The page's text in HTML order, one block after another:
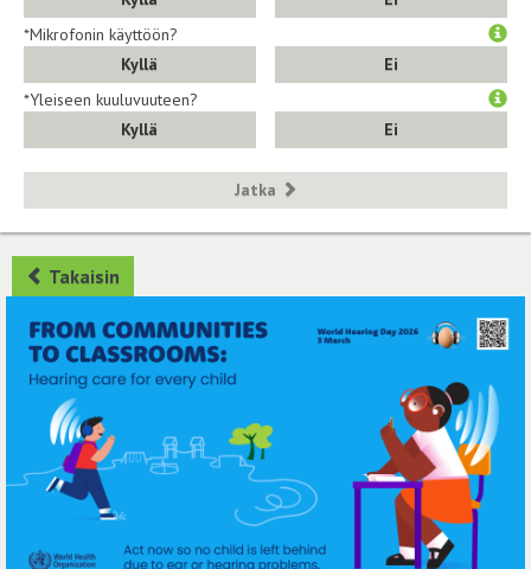
*Mikrofonin käyttöön?
Kyllä
Ei
*Yleiseen kuuluvuuteen?
Kyllä
Ei
Jatka
Takaisin